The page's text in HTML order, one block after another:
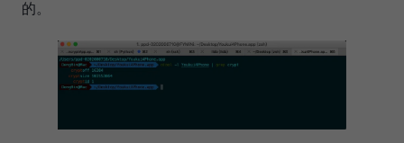
的。